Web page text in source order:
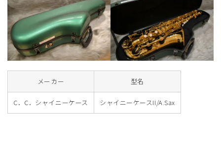
メーカー 型名
C．C．シャイニーケース シャイニーケースII/A.Sax